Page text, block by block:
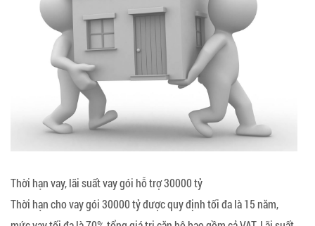
Thời hạn vay, lãi suất vay gói hỗ trợ 30000 tỷ
Thời hạn cho vay gói 30000 tỷ được quy định tối đa là 15 năm,